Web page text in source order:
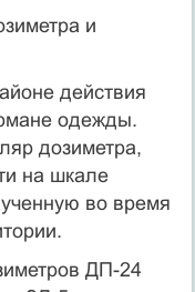
и
действия
одежды.
дозиметра,
на шкале
во время
ДП-24